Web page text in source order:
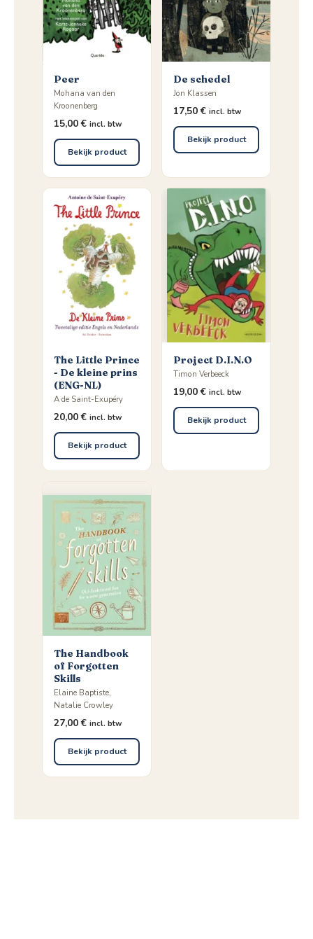
Peer
Mohana van den
Kroonenberg
15,00€ incl. btw
Bekijk product
De schedel
Jon Klassen
17,50€ incl. btw
Bekijk product
The Little Prince
- De kleine prins
(ENG-NL)
A de Saint-Exupéry
20,00€ incl. btw
Bekijk product
Project D.I.N.O
Timon Verbeeck
19,00€ incl. btw
Bekijk product
The Handbook
of Forgotten
Skills
Elaine Baptiste,
Natalie Crowley
27,00€ incl. btw
Bekijk product